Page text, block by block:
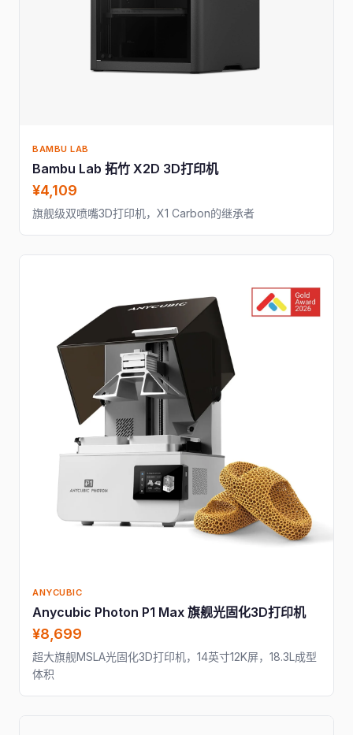
BAMBU LAB
Bambu Lab 拓竹 X2D 3D打印机
¥4,109
旗舰级双喷嘴3D打印机，X1 Carbon的继承者
ANYCUBIC
Anycubic Photon P1 Max 旗舰光固化3D打印机
¥8,699
超大旗舰MSLA光固化3D打印机，14英寸12K屏，18.3L成型
体积